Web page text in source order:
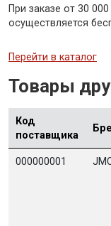
При заказе от 30
осуществляется
Перейти в каталог
Товары
Код
поставщика
000000001